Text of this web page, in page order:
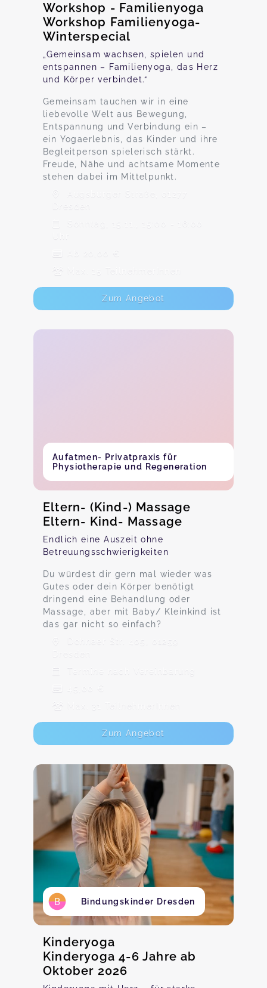
Workshop - Familienyoga
Workshop Familienyoga-
Winterspecial
„Gemeinsam wachsen, spielen und
entspannen – Familienyoga, das Herz
und Körper verbindet.“
Gemeinsam tauchen wir in eine
liebevolle Welt aus Bewegung,
Entspannung und Verbindung ein –
ein Yogaerlebnis, das Kinder und ihre
Begleitperson spielerisch stärkt.
Freude, Nähe und achtsame Momente
stehen dabei im Mittelpunkt.
Augsburger Straße, 01277
Dresden
Sonntag, 15.11., 15:00 - 16:00
Ab 20,00 €
Max. 15 TeilnehmerInnen
Zum Angebot
Aufatmen- Privatpraxis für
Physiotherapie und Regeneration
Eltern- (Kind-) Massage
Eltern- Kind- Massage
Endlich eine Auszeit ohne
Betreuungsschwierigkeiten
Du würdest dir gern mal wieder was
Gutes oder dein Körper benötigt
dringend eine Behandlung oder
Massage, aber mit Baby/ Kleinkind ist
das gar nicht so einfach?
Dohnaer Str. 405, 01259
Dresden
Termine nach Vereinbarung
45,00 €
Max. 31 TeilnehmerInnen
Zum Angebot
Bindungskinder Dresden
Kinderyoga
Kinderyoga 4-6 Jahre ab
Oktober 2026